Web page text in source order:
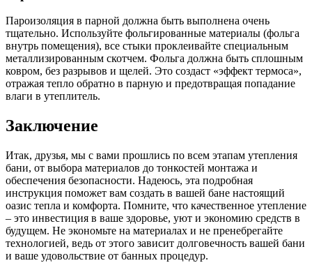
Пароизоляция в парной должна быть выполнена очень
тщательно. Используйте фольгированные материалы (фольга
внутрь помещения), все стыки проклеивайте специальным
металлизированным скотчем. Фольга должна быть сплошным
ковром, без разрывов и щелей. Это создаст «эффект термоса»,
отражая тепло обратно в парную и предотвращая попадание
влаги в утеплитель.
Заключение
Итак, друзья, мы с вами прошлись по всем этапам утепления
бани, от выбора материалов до тонкостей монтажа и
обеспечения безопасности. Надеюсь, эта подробная
инструкция поможет вам создать в вашей бане настоящий
оазис тепла и комфорта. Помните, что качественное утепление
– это инвестиция в ваше здоровье, уют и экономию средств в
будущем. Не экономьте на материалах и не пренебрегайте
технологией, ведь от этого зависит долговечность вашей бани
и ваше удовольствие от банных процедур.